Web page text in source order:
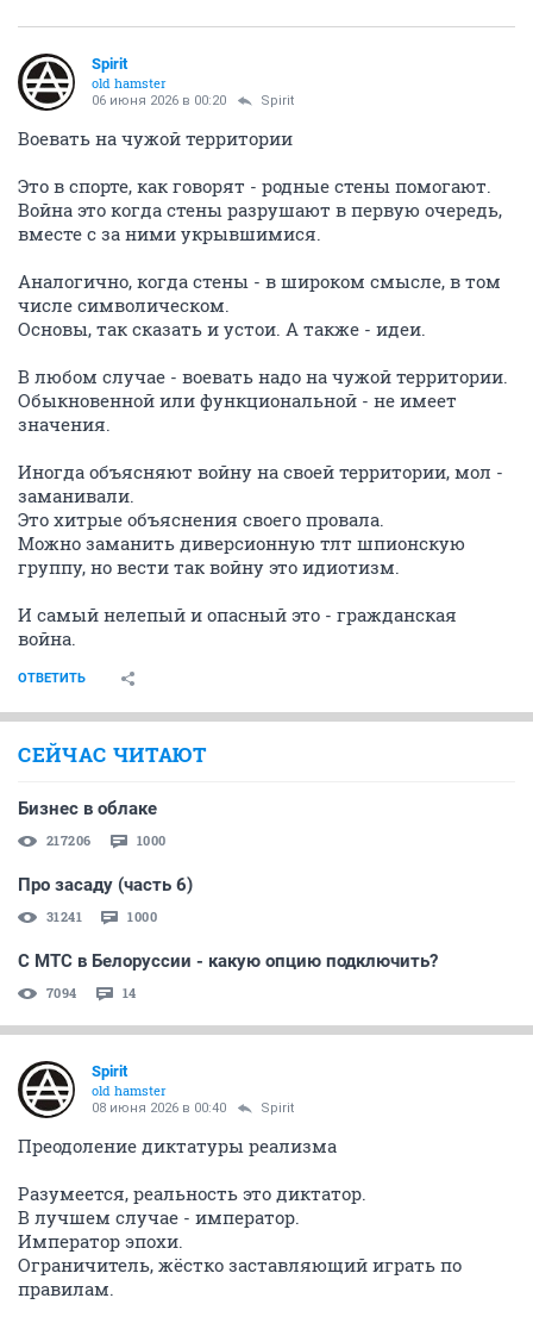
Spirit
old hamster
06 июня 2026 в 00:20 Spirit
Воевать на чужой территории
Это в спорте, как говорят - родные стены помогают.
Война это когда стены разрушают в первую очередь,
вместе с за ними укрывшимися.
Аналогично, когда стены - в широком смысле, в том
числе символическом.
Основы, так сказать и устои. А также - идеи.
В любом случае - воевать надо на чужой территории.
Обыкновенной или функциональной - не имеет
значения.
Иногда объясняют войну на своей территории, мол -
заманивали.
Это хитрые объяснения своего провала.
Можно заманить диверсионную тлт шпионскую
группу, но вести так войну это идиотизм.
И самый нелепый и опасный это - гражданская
война.
ОТВЕТИТЬ
СЕЙЧАС ЧИТАЮТ
Бизнес в облаке
217206 1000
Про засаду (часть 6)
31241 1000
С МТС в Белоруссии - какую опцию подключить?
7094 14
Spirit
old hamster
08 июня 2026 в 00:40 Spirit
Преодоление диктатуры реализма
Разумеется, реальность это диктатор.
В лучшем случае - император.
Император эпохи.
Ограничитель, жёстко заставляющий играть по
правилам.